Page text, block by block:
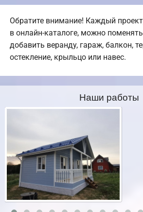
Обратите внимание! Каждый
в онлайн-каталоге, можно
добавить веранду, гараж, балкон,
остекление, крыльцо или навес.
Наши работы